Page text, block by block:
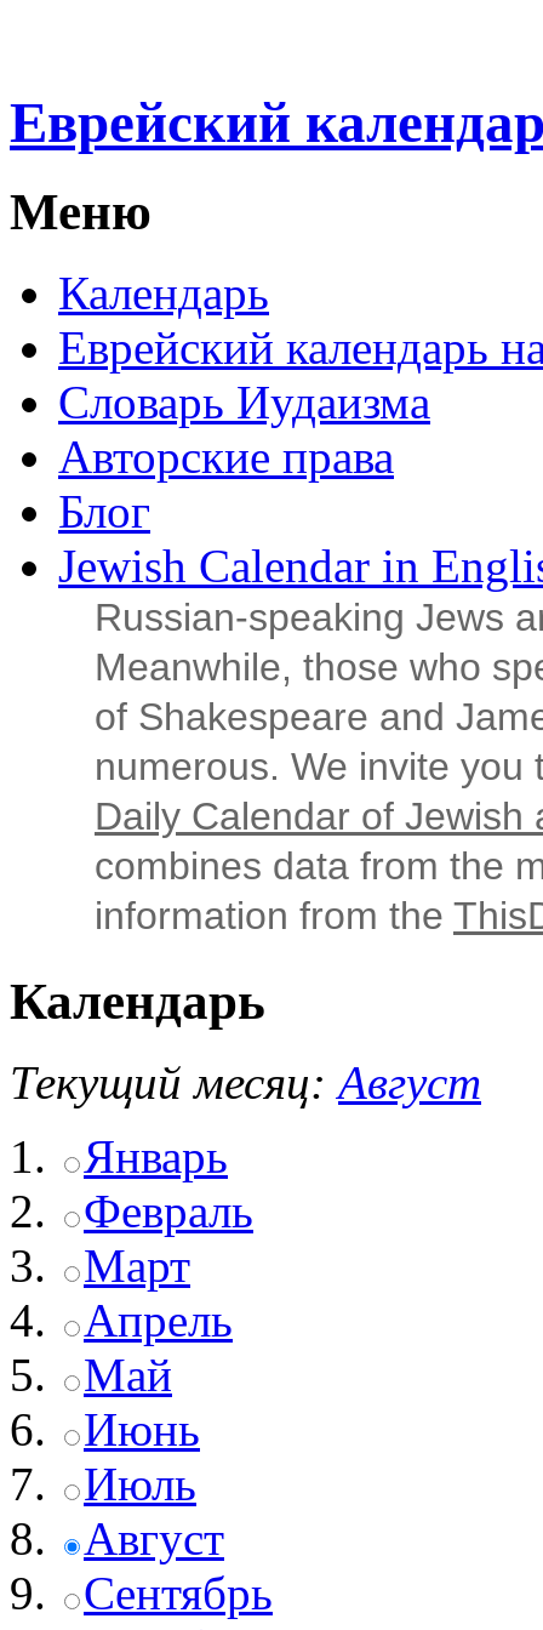
Еврейский
Меню
Календарь
Еврейский календарь
Словарь Иудаизма
Авторские права
Блог
Jewish Calendar in
Russian‑speaking Jews
Meanwhile, those who
of Shakespeare and
numerous. We invite
Daily Calendar of Jewish
combines data from the
information from the
Календарь
Текущий месяц: Август
Январь
Февраль
Март
Апрель
Май
Июнь
Июль
Август
Сентябрь